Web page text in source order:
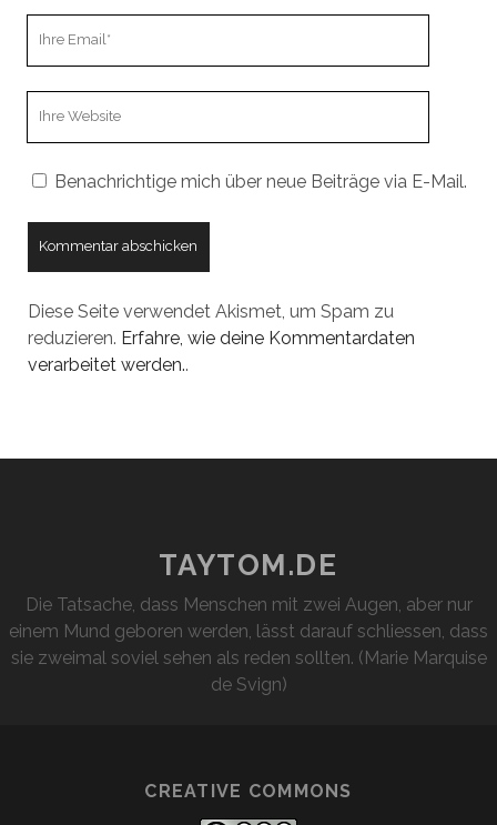
Benachrichtige mich über neue Beiträge via E-Mail.
Diese Seite verwendet Akismet, um Spam zu
reduzieren. Erfahre, wie deine Kommentardaten
verarbeitet werden..
TAYTOM.DE
Die Tatsache, dass Menschen mit zwei Augen, aber nur
einem Mund geboren werden, lässt darauf schliessen, dass
sie zweimal soviel sehen als reden sollten. (Marie Marquise
de Svign)
CREATIVE COMMONS